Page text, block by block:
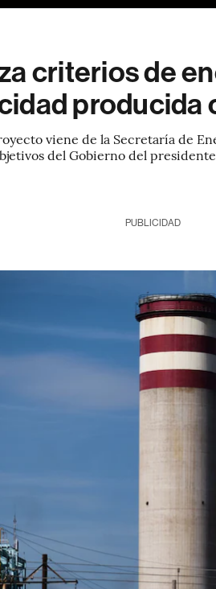
criterios de
producida
viene de la Secretaría de
del Gobierno del
PUBLICIDAD